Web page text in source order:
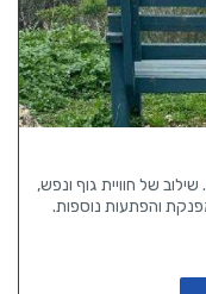
של חוויית גוף ונפש,
והפתעות נוספות.